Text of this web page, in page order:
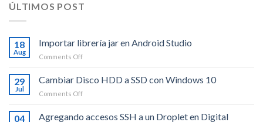
ÚLTIMOS POST
18
Aug
Importar librería jar en Android Studio
Comments Offon
librería
jar
en
Studio
29
Jul
Cambiar Disco HDD a SSD con Windows 10
Comments Offon
04
Agregando accesos SSH a un Droplet en Digital